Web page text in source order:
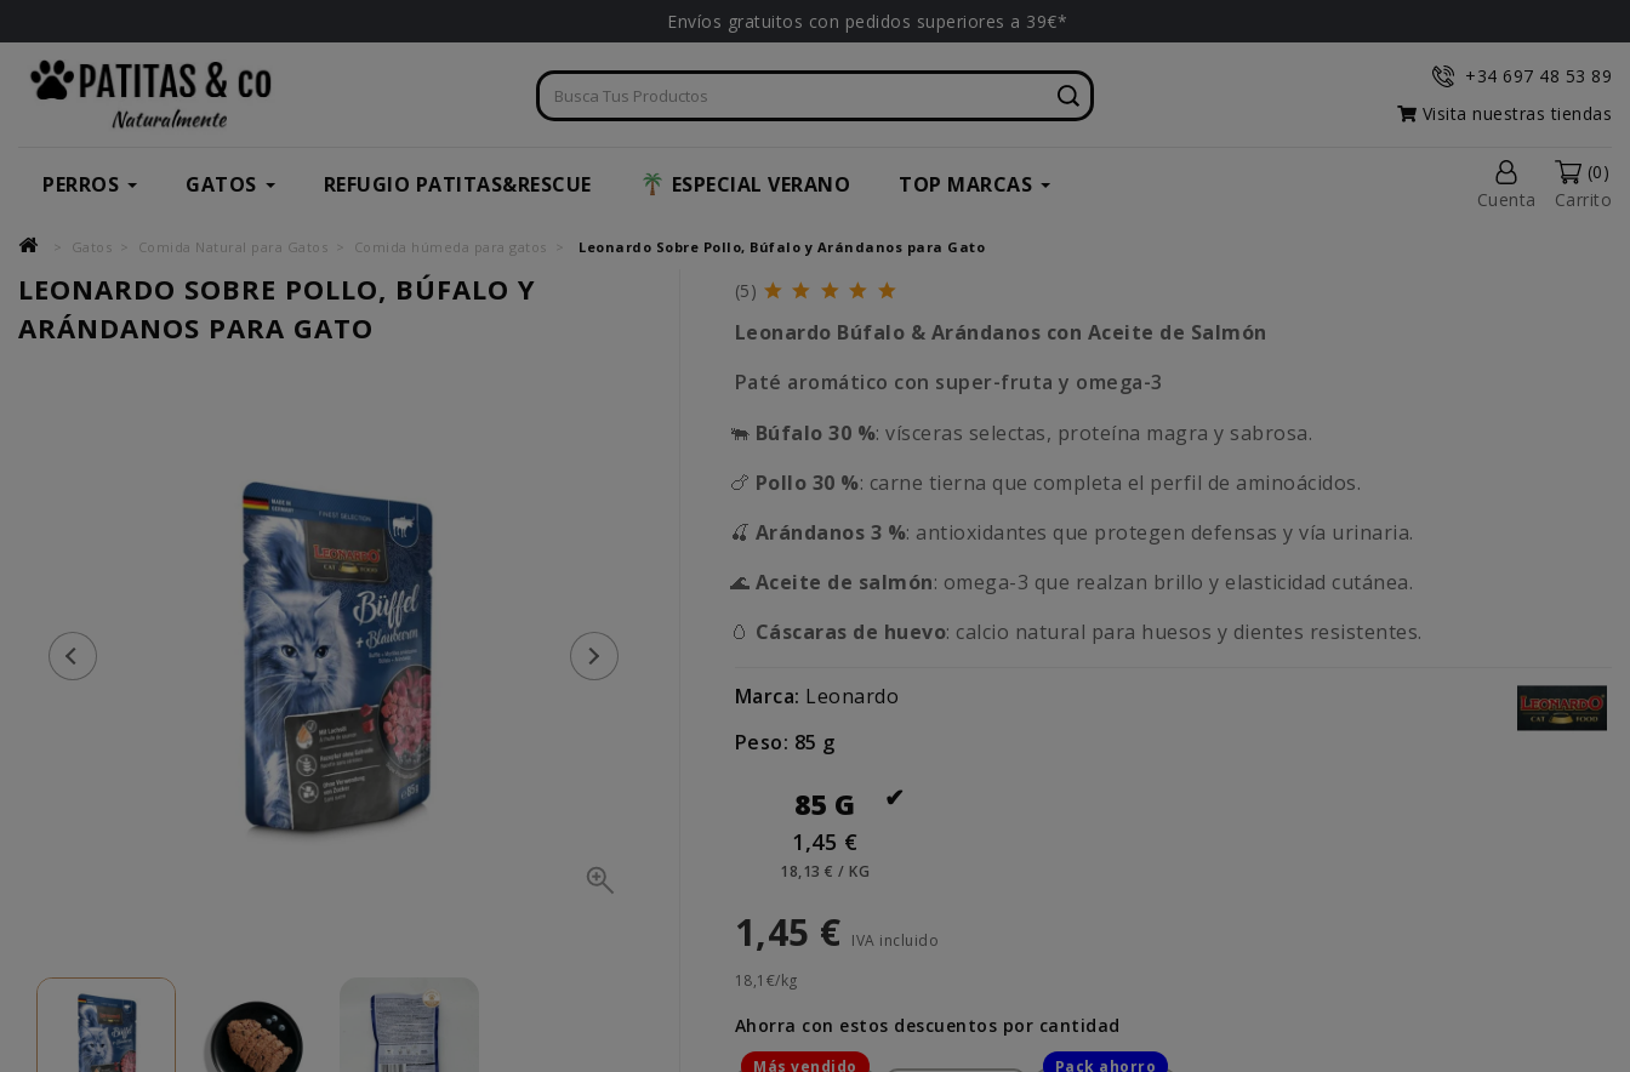
Envíos gratuitos con pedidos superiores a 39€*
+34 697 48 53 89
Visita nuestras tiendas
PERROS GATOS REFUGIO PATITAS&RESCUE ESPECIAL VERANO TOP MARCAS
Cuenta
(0)
Carrito
Gatos Comida Natural para Gatos Comida húmeda para gatos Leonardo Sobre Pollo, Búfalo y Arándanos para Gato
LEONARDO SOBRE POLLO, BÚFALO Y
ARÁNDANOS PARA GATO
(5)
Leonardo Búfalo & Arándanos con Aceite de Salmón
Paté aromático con super-fruta y omega-3
🐃 Búfalo 30 %: vísceras selectas, proteína magra y sabrosa.
🍗 Pollo 30 %: carne tierna que completa el perfil de aminoácidos.
🍒 Arándanos 3 %: antioxidantes que protegen defensas y vía urinaria.
🌊 Aceite de salmón: omega-3 que realzan brillo y elasticidad cutánea.
🥚 Cáscaras de huevo: calcio natural para huesos y dientes resistentes.
Marca: Leonardo
Peso: 85 g
85 G
1,45 €
18,13 € / KG
1,45 € IVA incluido
18,1€/kg
Ahorra con estos descuentos por cantidad